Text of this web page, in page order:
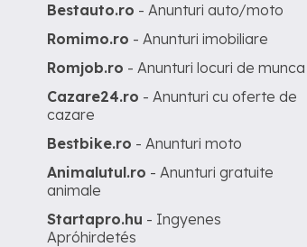
Bestauto.ro - Anunturi auto/moto
Romimo.ro - Anunturi imobiliare
Romjob.ro - Anunturi locuri de munca
Cazare24.ro - Anunturi cu oferte de
cazare
Bestbike.ro - Anunturi moto
Animalutul.ro - Anunturi gratuite
animale
Startapro.hu - Ingyenes
Apróhirdetés